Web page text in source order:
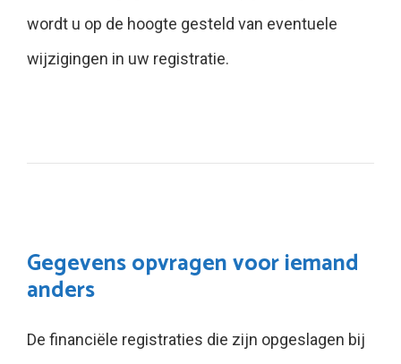
wordt u op de hoogte gesteld van eventuele
wijzigingen in uw registratie.
Gegevens opvragen voor iemand
anders
De financiële registraties die zijn opgeslagen bij